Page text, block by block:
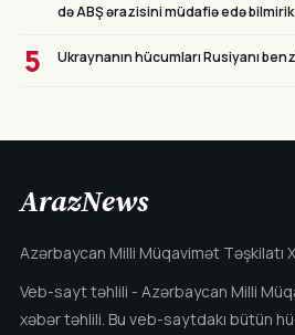
də ABŞ ərazisini müdafiə edə bilmirik
5 Ukraynanın hücumları Rusiyanı
ArazNews
Azərbaycan Milli Müqavimət Təşkilatı
Veb-sayt təhlili - Azərbaycan Milli
xəbər təhlili. Bu veb-saytdakı bütün